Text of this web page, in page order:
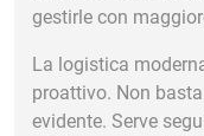
gestirle con
La logistica
proattivo. Non
evidente. Serve